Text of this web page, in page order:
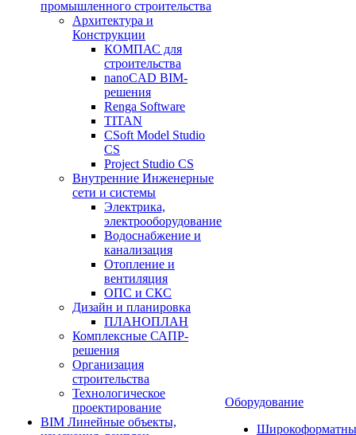
промышленного строительства
Архитектура и
Конструкции
КОМПАС для
строительства
nanoCAD BIM-
решения
Renga Software
TITAN
CSoft Model Studio
CS
Project Studio CS
Внутренние Инженерные
сети и системы
Электрика,
электрооборудование
Водоснабжение и
канализация
Отопление и
вентиляция
ОПС и СКС
Дизайн и планировка
ПЛАНОПЛАН
Комплексные САПР-
решения
Организация
строительства
Технологическое
проектирование
BIM Линейные объекты,
Оборудование